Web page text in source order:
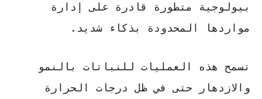
بيولوجية متطورة قادرة على إدارة
مواردها المحدودة بذكاء شديد.
تسمح هذه العمليات للنباتات بالنمو
والازدهار حتى في ظل درجات الحرارة